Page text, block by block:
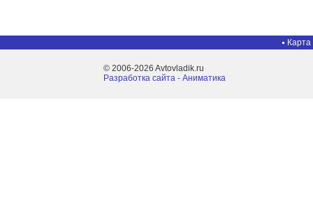
Карта
© 2006-2026 Avtovladik.ru
Разработка сайта - Aниматика